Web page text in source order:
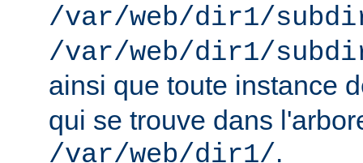
/var/web/dir1/
/var/web/dir1/
ainsi que toute instance
qui se trouve dans
/var/web/dir1/.